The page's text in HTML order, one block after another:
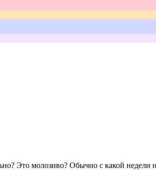
Это молозиво? Обычно с какой недели